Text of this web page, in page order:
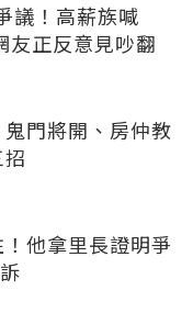
議！高薪族喊
友正反意見吵翻
門將開、房仲教
他拿里長證明爭